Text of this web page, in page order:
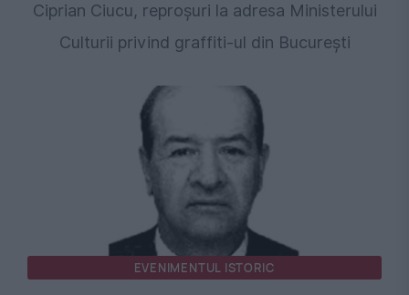
Ciprian Ciucu, reproșuri la adresa Ministerului
Culturii privind graffiti-ul din București
EVENIMENTUL ISTORIC